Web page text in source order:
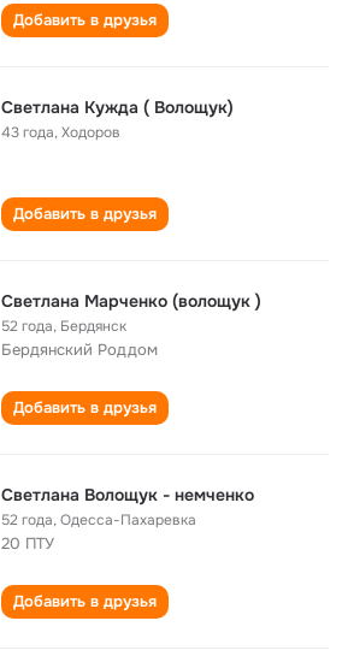
Добавить в друзья
Светлана Кужда ( Волощук)
43 года,Ходоров
Добавить в друзья
Светлана Марченко (волощук )
52 года, Бердянск
Бердянский Роддом
Добавить в друзья
Светлана Волощук - немченко
52 года,Одесса-Пахаревка
20 ПТУ
Добавить в друзья